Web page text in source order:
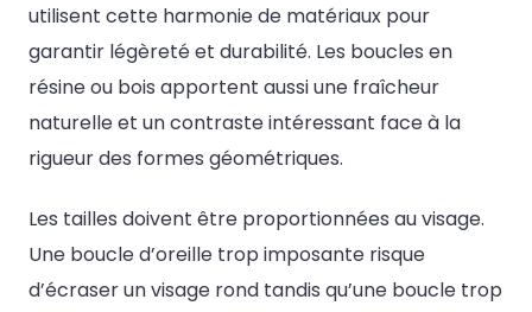
utilisent cette harmonie de matériaux pour
garantir légèreté et durabilité. Les boucles en
résine ou bois apportent aussi une fraîcheur
naturelle et un contraste intéressant face à la
rigueur des formes géométriques.
Les tailles doivent être proportionnées au visage.
Une boucle d’oreille trop imposante risque
d’écraser un visage rond tandis qu’une boucle trop